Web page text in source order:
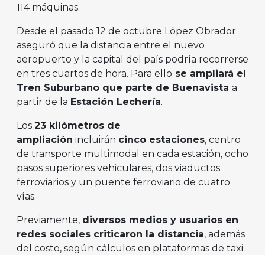
114 máquinas.
Desde el pasado 12 de octubre López Obrador
aseguró que la distancia entre el nuevo
aeropuerto y la capital del país podría recorrerse
en tres cuartos de hora. Para ello se ampliará el
Tren Suburbano que parte de Buenavista a
partir de la Estación Lechería.
Los 23 kilómetros de
ampliación incluirán cinco estaciones, centro
de transporte multimodal en cada estación, ocho
pasos superiores vehiculares, dos viaductos
ferroviarios y un puente ferroviario de cuatro
vías.
Previamente, diversos medios y usuarios en
redes sociales criticaron la distancia, además
del costo, según cálculos en plataformas de taxi